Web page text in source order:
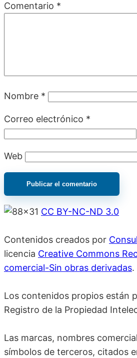
Comentario *
Nombre *
Correo electrónico *
Web
CC BY-NC-ND 3.0
Contenidos creados por
licencia Creative Commons
comercial-Sin obras derivadas.
Los contenidos propios están
Registro de la Propiedad
Las marcas, nombres
símbolos de terceros, citados